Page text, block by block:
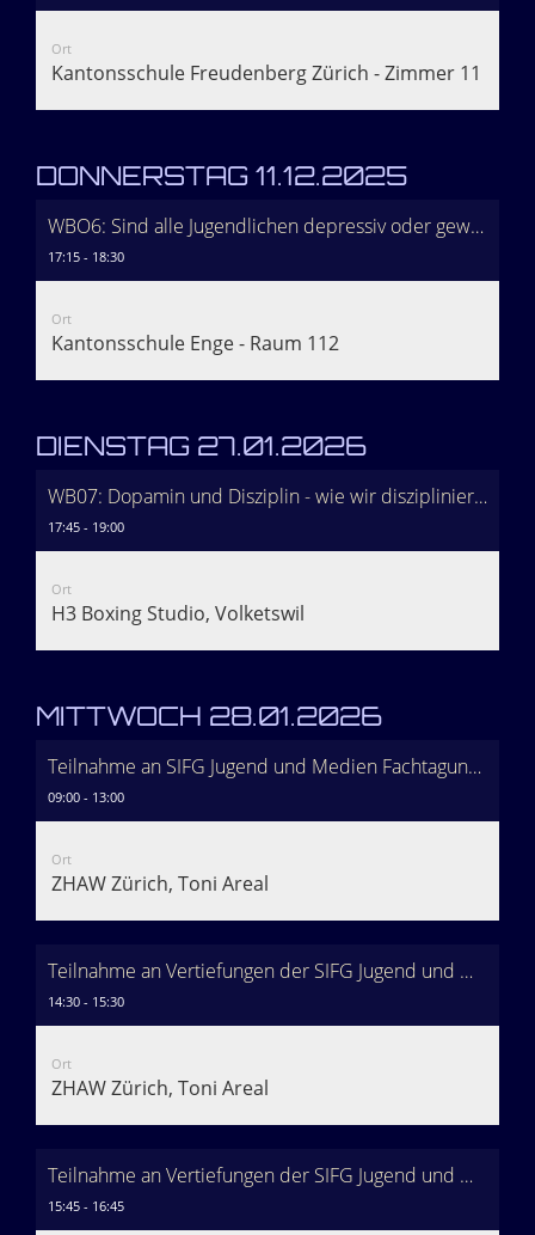
Ort
Kantonsschule Freudenberg Zürich - Zimmer 116
DONNERSTAG 11.12.2025
WBO6: Sind alle Jugendlichen depressiv oder gewalttätig?
17:15 - 18:30
Ort
Kantonsschule Enge - Raum 112
DIENSTAG 27.01.2026
WB07: Dopamin und Disziplin - wie wir diszipliniert und resistent bleiben
17:45 - 19:00
Ort
H3 Boxing Studio, Volketswil
MITTWOCH 28.01.2026
Teilnahme an SIFG Jugend und Medien Fachtagung (morgens) (freiwillig!)
09:00 - 13:00
Ort
ZHAW Zürich, Toni Areal
Teilnahme an Vertiefungen der SIFG Jugend und Medien Fachtagung (freiwillig!)
14:30 - 15:30
Ort
ZHAW Zürich, Toni Areal
Teilnahme an Vertiefungen der SIFG Jugend und Medien Fachtagung 2 (freiwillig!)
15:45 - 16:45